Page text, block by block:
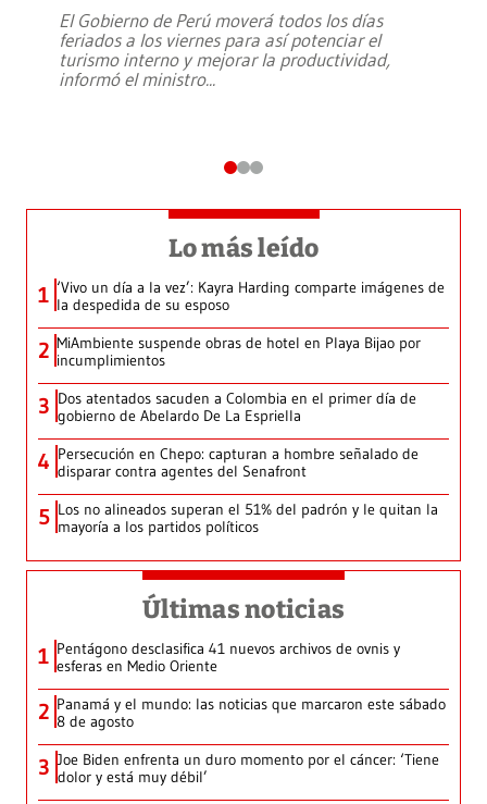
El Gobierno de Perú moverá todos los días
feriados a los viernes para así potenciar el
turismo interno y mejorar la productividad,
informó el ministro...
Lo más leído
1 ‘Vivo un día a la vez’: Kayra Harding comparte imágenes de
la despedida de su esposo
2 MiAmbiente suspende obras de hotel en Playa Bijao por
incumplimientos
3 Dos atentados sacuden a Colombia en el primer día de
gobierno de Abelardo De La Espriella
4 Persecución en Chepo: capturan a hombre señalado de
disparar contra agentes del Senafront
5 Los no alineados superan el 51% del padrón y le quitan la
mayoría a los partidos políticos
Últimas noticias
1 Pentágono desclasifica 41 nuevos archivos de ovnis y
esferas en Medio Oriente
2 Panamá y el mundo: las noticias que marcaron este sábado
8 de agosto
3 Joe Biden enfrenta un duro momento por el cáncer: ‘Tiene
dolor y está muy débil’